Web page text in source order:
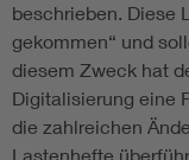
Umwelt- und
Regelsetzung
beschrieben. Diese
gekommen“ und
diesem Zweck hat
Digitalisierung eine
die zahlreichen
Lastenhefte